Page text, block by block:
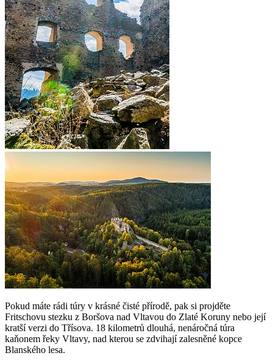
Pokud máte rádi túry v krásné čisté přírodě, pak si projděte
Fritschovu stezku z Boršova nad Vltavou do Zlaté Koruny nebo její
kratší verzi do Třísova. 18 kilometrů dlouhá, nenáročná túra
kaňonem řeky Vltavy, nad kterou se zdvihají zalesněné kopce
Blanského lesa.